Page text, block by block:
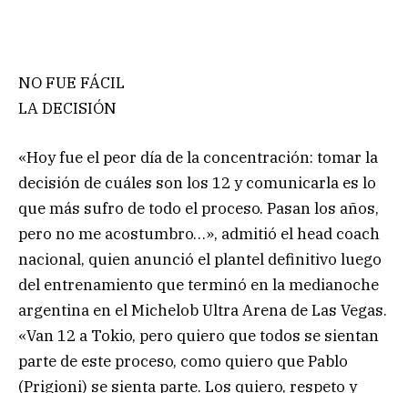
NO FUE FÁCIL
LA DECISIÓN
«Hoy fue el peor día de la concentración: tomar la
decisión de cuáles son los 12 y comunicarla es lo
que más sufro de todo el proceso. Pasan los años,
pero no me acostumbro…», admitió el head coach
nacional, quien anunció el plantel definitivo luego
del entrenamiento que terminó en la medianoche
argentina en el Michelob Ultra Arena de Las Vegas.
«Van 12 a Tokio, pero quiero que todos se sientan
parte de este proceso, como quiero que Pablo
(Prigioni) se sienta parte. Los quiero, respeto y